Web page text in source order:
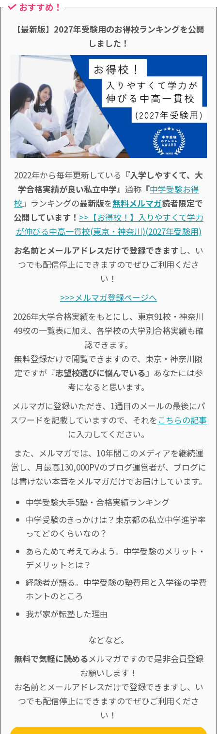
おすすめ！
【最新版】2027年受験用のお得校ランキングを公開
しました！
2022年から毎年更新している 『入学しやすくて、大
学合格実績が良い私立中学』 通称『中学受験お得
校』ランキングの最新版を無料メルマガ読者限定で
公開しています！ >>【お得校！】入りやすくて学力
が伸びる中高一貫校(東京・神奈川)(2027年受験用)
お名前とメールアドレスだけで登録できます し、い
つでも配信停止にできますのでぜひご利用くださ
い！
>>>メルマガ登録ページへ
2026年大学合格実績をもとにし、東京91校・神奈川
49校の一覧表に加え、各学校の大学別合格実績も確
認できます。
無料登録だけで閲覧できますので、東京・神奈川限
定ですが『志望校選びに悩んでいる』あなたには参
考になると思います。
メルマガに登録いただき、1通目のメールの最後にパ
スワードを記載していますので、それを こちらの記事
に入力してください。
また、メルマガでは、10年間このメディアを継続運
営し、月最高130,000PVのブログ運営者が、ブログに
は書けない本音をメルマガだけでお届けしています。
中学受験大手5塾・合格実績ランキング
中学受験のきっかけは？東京都の私立中学進学率
ってどのくらいなの？
あらためて考えてみよう。中学受験のメリット・
デメリットとは？
経験者が語る。中学受験の塾費用と入学後の学費
ホントのところ
我が家が転塾した理由
などなど。
無料で気軽に読めるメルマガですので是非会員登録
お願いします！
お名前とメールアドレスだけで登録できますし、い
つでも配信停止にできますのでぜひご利用くださ
い！